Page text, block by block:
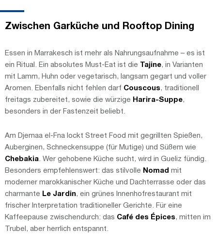
Zwischen Garküche und Rooftop Dining
Essen in Marrakesch ist mehr als Nahrungsaufnahme – es ist
ein Ritual. Ein absolutes Must-Eat ist die Tajine, in Varianten
mit Lamm, Huhn oder vegetarisch, langsam gegart und voller
Aromen. Ebenfalls nicht fehlen darf Couscous, traditionell
freitags zubereitet, sowie die würzige Harira-Suppe,
besonders in der Fastenzeit beliebt.
Am Djemaa el-Fna lockt Street Food mit gegrillten Spießen,
Auberginen, Schneckensuppe (für Mutige) und Süßem wie
Chebakia . Wer gehobene Küche sucht, wird in Gueliz fündig.
Besonders empfehlenswert: das stilvolle Nomad mit
moderner marokkanischer Küche und Dachterrasse oder das
charmante Le Jardin, ein grünes Innenhofrestaurant mit
frischer Interpretation traditioneller Gerichte. Für eine
Kaffeepause zwischendurch: das Café des Épices, mitten im
Trubel, aber herrlich entspannt.